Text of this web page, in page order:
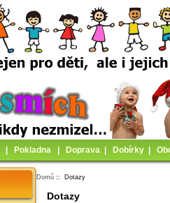
Pokladna Doprava Dobírky
Domů :: Dotazy
Dotazy